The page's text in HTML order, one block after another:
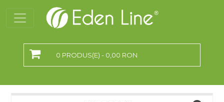
0 PRODUS(E) - 0,00 RON